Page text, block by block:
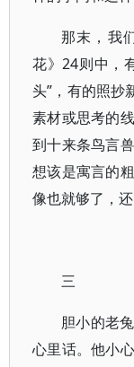
那末，我
花》24则中，
头”，有的照抄
素材或思考的
到十来条鸟言
想该是寓言的
像也就够了，
三
胆小的老
心里话。他小